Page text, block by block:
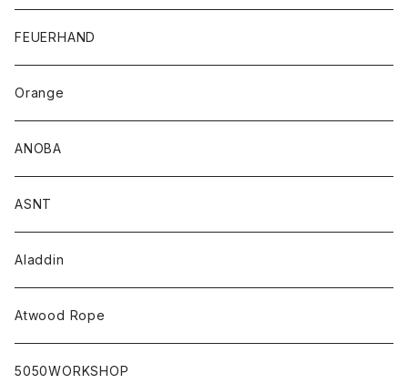
FEUERHAND
Orange
ANOBA
ASNT
Aladdin
Atwood Rope
5050WORKSHOP